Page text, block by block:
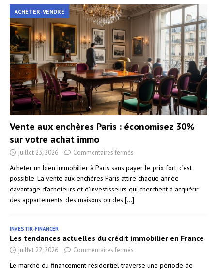
Vente aux enchères Paris : économisez 30%
sur votre achat immo
ACHETER-VENDRE
juillet 23, 2026 Commentaires fermés
Acheter un bien immobilier à Paris sans payer le prix fort, c’est
possible. La vente aux enchères Paris attire chaque année
davantage d’acheteurs et d’investisseurs qui cherchent à acquérir
des appartements, des maisons ou des [...]
INVESTIR-FINANCER
Les tendances actuelles du crédit immobilier en France
juillet 22, 2026 Commentaires fermés
Le marché du financement résidentiel traverse une période de